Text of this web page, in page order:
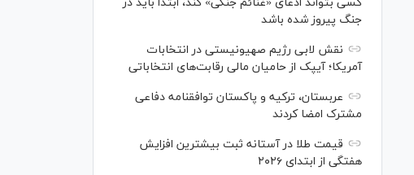
جنگ پیروز شده باشد
نقش لابی رژیم صهیونیستی در انتخابات
آمریکا؛ آیپک از حامیان مالی رقابت‌های انتخاباتی
عربستان، ترکیه و پاکستان توافقنامه دفاعی
مشترک امضا کردند
قیمت طلا در آستانه ثبت بیشترین افزایش
هفتگی از ابتدای ۲۰۲۶